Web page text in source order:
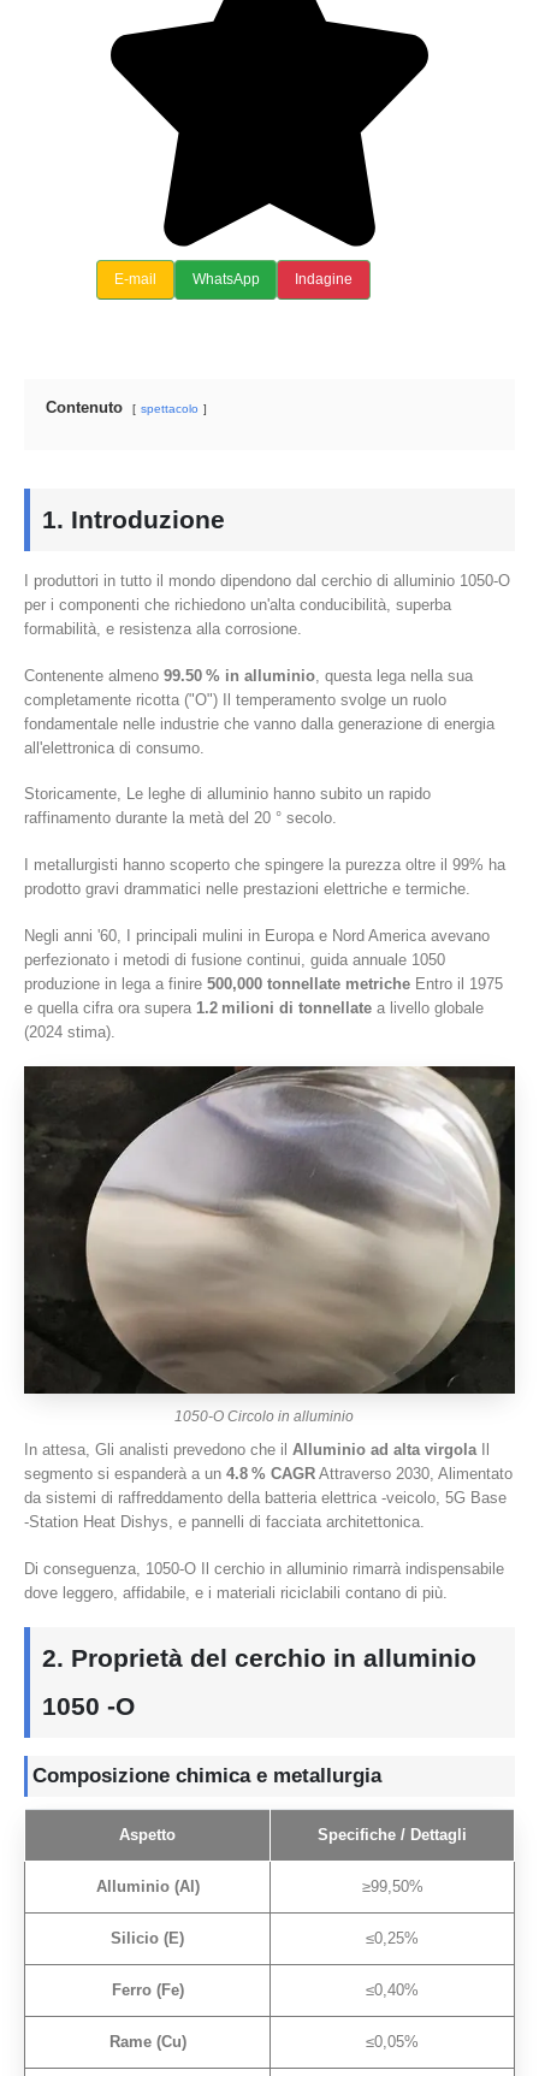
E-mail WhatsApp Indagine
Contenuto spettacolo
1. Introduzione
I produttori in tutto il mondo dipendono dal cerchio di alluminio 1050-O
per i componenti che richiedono un'alta conducibilità, superba
formabilità, e resistenza alla corrosione.
Contenente almeno 99.50 % in alluminio , questa lega nella sua
completamente ricotta ("O") Il temperamento svolge un ruolo
fondamentale nelle industrie che vanno dalla generazione di energia
all'elettronica di consumo.
Storicamente, Le leghe di alluminio hanno subito un rapido
raffinamento durante la metà del 20 ° secolo.
I metallurgisti hanno scoperto che spingere la purezza oltre il 99% ha
prodotto gravi drammatici nelle prestazioni elettriche e termiche.
Negli anni '60, I principali mulini in Europa e Nord America avevano
perfezionato i metodi di fusione continui, guida annuale 1050
produzione in lega a finire 500,000 tonnellate metriche Entro il 1975
e quella cifra ora supera 1.2 milioni di tonnellate a livello globale
(2024 stima).
1050-O Circolo in alluminio
In attesa, Gli analisti prevedono che il Alluminio ad alta virgolaIl
segmento si espanderà a un 4.8 % CAGR Attraverso 2030, Alimentato
da sistemi di raffreddamento della batteria elettrica -veicolo, 5G Base
-Station Heat Dishys, e pannelli di facciata architettonica.
Di conseguenza, 1050-O Il cerchio in alluminio rimarrà indispensabile
dove leggero, affidabile, e i materiali riciclabili contano di più.
2. Proprietà del cerchio in alluminio
1050 -O
Composizione chimica e metallurgia
Aspetto Specifiche / Dettagli
Alluminio (Al) ≥99,50%
Silicio (E) ≤0,25%
Ferro (Fe) ≤0,40%
Rame (Cu) ≤0,05%